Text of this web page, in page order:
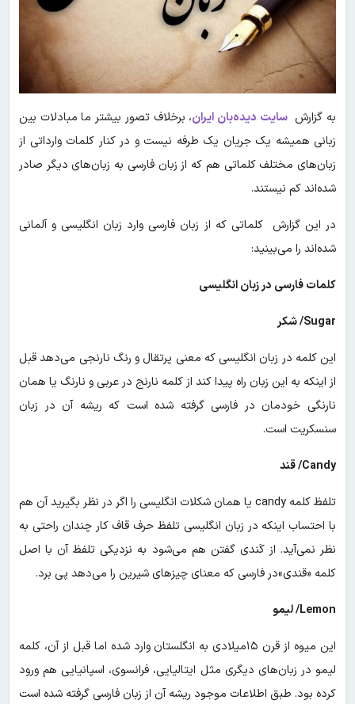
به گزارشسایت دیده‌بان ایران، برخلاف تصور بیشتر ما مبادلات بین
زبانی همیشه یک جریان یک طرفه نیست و در کنار کلمات وارداتی از
زبان‌های مختلف کلماتی هم که از زبان فارسی به زبان‌های دیگر صادر
شده‌اند کم نیستند.
در این گزارش کلماتی که از زبان فارسی وارد زبان انگلیسی و آلمانی
شده‌اند را می‌بینید:
کلمات فارسی در زبان انگلیسی
Sugar/ شکر
این کلمه در زبان انگلیسی که معنی پرتقال و رنگ نارنجی می‌دهد قبل
از اینکه به این زبان راه پیدا کند از کلمه نارنج در عربی و نارنگ یا همان
نارنگی خودمان در فارسی گرفته شده است که ریشه آن در زبان
سنسکریت است.
Candy/ قند
تلفظ کلمه candy یا همان شکلات انگلیسی را اگر در نظر بگیرید آن هم
با احتساب اینکه در زبان انگلیسی تلفظ حرف قاف کار چندان راحتی به
نظر نمی‌آید. از کَندی گفتن هم می‌شود به نزدیکی تلفظ آن با اصل
کلمه «قندی»در فارسی که معنای چیزهای شیرین را می‌دهد پی برد.
Lemon/ لیمو
این میوه از قرن ۱۵میلادی به انگلستان وارد شده اما قبل از آن، کلمه
لیمو در زبان‌های دیگری مثل ایتالیایی، فرانسوی، اسپانیایی هم ورود
کرده بود. طبق اطلاعات موجود ریشه آن از زبان فارسی گرفته شده است